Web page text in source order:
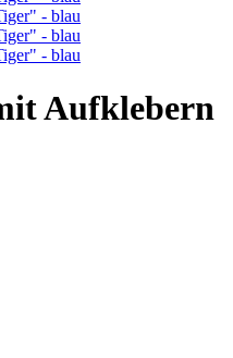
Aufklebern